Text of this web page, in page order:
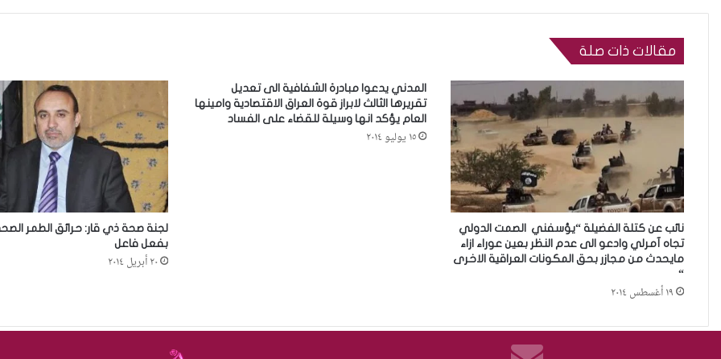
مقالات ذات صلة
نائب عن كتلة الفضيلة “يؤسفني الصمت الدولي
تجاه آمرلي وادعو الى عدم النظر بعين عوراء ازاء
مايحدث من مجازر بحق المكونات العراقية الاخرى
“
١٩ أغسطس ٢٠١٤
المدني يدعوا مبادرة الشفافية الى تعديل
تقريرها الثالث لابراز قوة العراق الاقتصادية وامينها
العام يؤكد انها وسيلة للقضاء على الفساد
١٥ يوليو ٢٠١٤
لجنة صحة ذي قار: حرائق الطمر
بفعل فاعل
٢٠ أبريل ٢٠١٤